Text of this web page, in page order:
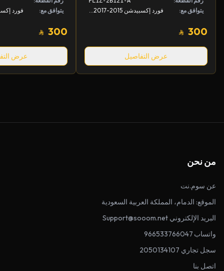
يتوافق مع:
300
عرض التفاصيل
يتوافق مع:
300
عرض
من نحن
عن سوم.نت
الموقع: الدمام، المملكة العربية السعودية
البريد الإلكتروني Support@sooom.net
واتساب 966533766047
سجل تجاري 2050134107
اتصل بنا